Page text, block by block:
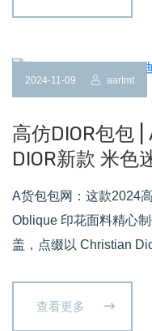
2024-11-09 aartmt
高仿DIOR包包
DIOR新款 米色
A货包包网：这款2024
Oblique 印花面料精心
盖，点缀以 Christian
查看更多